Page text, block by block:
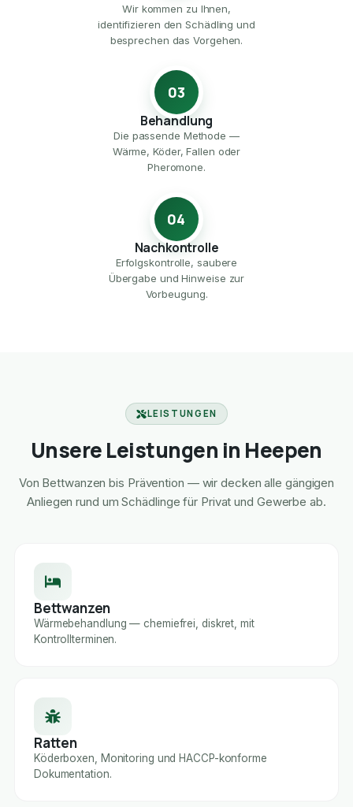
Wir kommen zu Ihnen,
identifizieren den Schädling und
besprechen das Vorgehen.
03
Behandlung
Die passende Methode —
Wärme, Köder, Fallen oder
Pheromone.
04
Nachkontrolle
Erfolgskontrolle, saubere
Übergabe und Hinweise zur
Vorbeugung.
LEISTUNGEN
Unsere Leistungen in Heepen
Von Bettwanzen bis Prävention — wir decken alle gängigen
Anliegen rund um Schädlinge für Privat und Gewerbe ab.
Bettwanzen
Wärmebehandlung — chemiefrei, diskret, mit
Kontrollterminen.
Ratten
Köderboxen, Monitoring und HACCP-konforme
Dokumentation.